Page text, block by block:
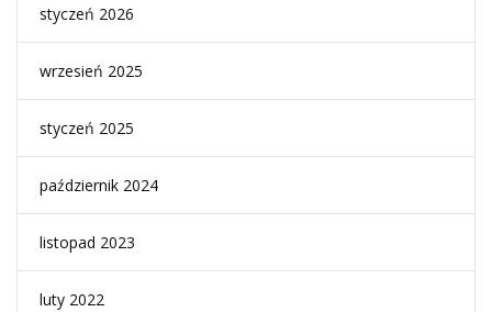
styczeń 2026
wrzesień 2025
styczeń 2025
październik 2024
listopad 2023
luty 2022